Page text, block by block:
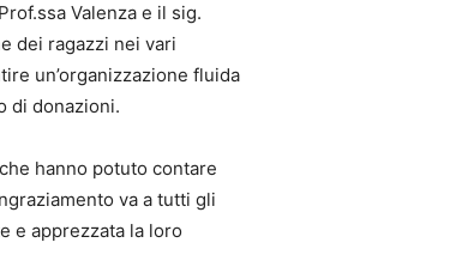
Valenza e il sig.
dei ragazzi nei vari
un’organizzazione fluida
di donazioni.
hanno potuto contare
va a tutti gli
e apprezzata la loro